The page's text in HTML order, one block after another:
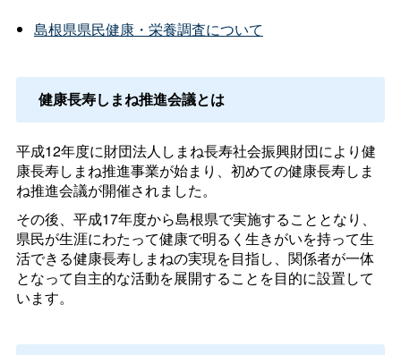
島根県県民健康・栄養調査について
健康長寿しまね推進会議とは
平成12年度に財団法人しまね長寿社会振興財団により健
康長寿しまね推進事業が始まり、初めての健康長寿しま
ね推進会議が開催されました。
その後、平成17年度から島根県で実施することとなり、
県民が生涯にわたって健康で明るく生きがいを持って生
活できる健康長寿しまねの実現を目指し、関係者が一体
となって自主的な活動を展開することを目的に設置して
います。